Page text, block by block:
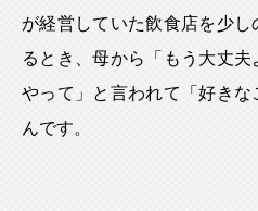
が経営していた飲食店を少
るとき、母から「もう大丈
やって」と言われて「好き
んです。